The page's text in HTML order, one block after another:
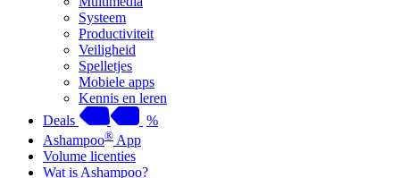
Systeem
Productiviteit
Veiligheid
Spelletjes
Mobiele apps
Kennis en leren
Deals
%
Ashampoo® App
Volume licenties
Wat is Ashampoo?